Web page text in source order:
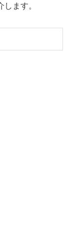
ます。